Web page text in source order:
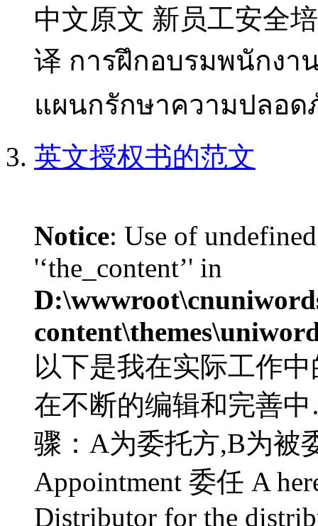
中文原文 新员工安全
译 การฝึกอบรมพนักง
แผนกรักษาความปลอด
英文授权书的范文
Notice: Use of
'‘the_content’' in
以下是我在实际工作
在不断的编辑和完善
骤：A为委托方,B为
Appointment 委任 A
Distributor for the